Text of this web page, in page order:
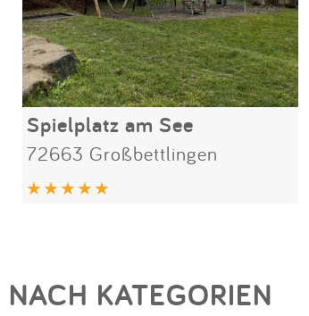
Spielplatz am See
72663 Großbettlingen
NACH KATEGORIEN